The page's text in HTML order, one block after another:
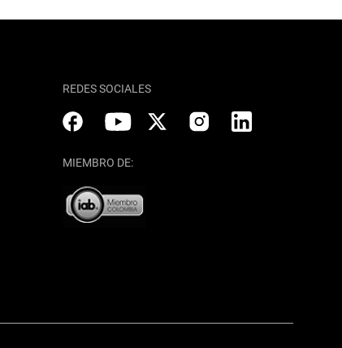
REDES SOCIALES
MIEMBRO DE: